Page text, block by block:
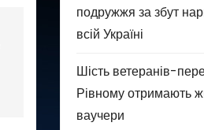
подружжя за збут
всій Україні
Шість ветеранів-
Рівному отримають
ваучери